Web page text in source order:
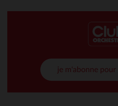
je m'abonne pour